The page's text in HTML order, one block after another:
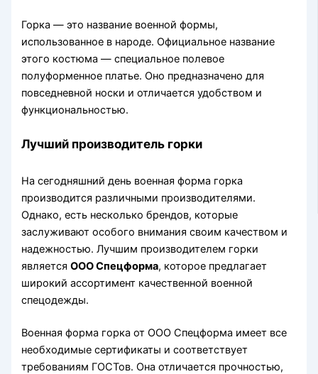
Горка — это название военной формы,
использованное в народе. Официальное название
этого костюма — специальное полевое
полуформенное платье. Оно предназначено для
повседневной носки и отличается удобством и
функциональностью.
Лучший производитель горки
На сегодняшний день военная форма горка
производится различными производителями.
Однако, есть несколько брендов, которые
заслуживают особого внимания своим качеством и
надежностью. Лучшим производителем горки
являетсяООО Спецформа, которое предлагает
широкий ассортимент качественной военной
спецодежды.
Военная форма горка от ООО Спецформа имеет все
необходимые сертификаты и соответствует
требованиям ГОСТов. Она отличается прочностью,